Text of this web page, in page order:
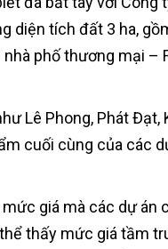
diện tích đất 3 ha,
phố thương mại –
Lê Phong, Phát
cuối cùng của các
giá mà các dự án
thấy mức giá tầm